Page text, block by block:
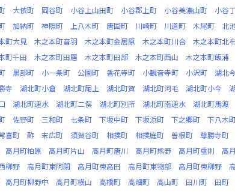
大依町 岡谷町 小谷上山田町 小谷郡上町 小谷美濃山町 小谷
加納町 神照町 上八木町 唐国町 川崎町 川道町 木尾町 北
町大見 木之本町音羽 木之本町金居原 木之本町川合 木之本町北
町千田 木之本町田居 木之本町田部 木之本町西山 木之本町飯浦
黒部町 小一条町 公園町 香花寺町 小観音寺町 小沢町 湖北
寺 湖北町小倉 湖北町尾上 湖北町賀 湖北町河毛 湖北町小今
湖北町速水 湖北町二俣 湖北町別所 湖北町南速水 湖北町馬渡
佐野町 三和町 七条町 下坂中町 下坂浜町 下之郷町 下八木
喜町 酢 末広町 須賀谷町 相撲町 相撲庭町 曽根町 尊勝寺町
高月町柏原 高月町片山 高月町唐川 高月町熊野 高月町重則 高
柳野 高月町東阿閉 高月町東高田 高月町東物部 高月町東柳野
高月町柳野中 高月町横山 高橋町 高畑町 高山町 田川町 田町